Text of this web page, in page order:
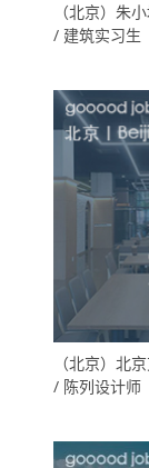
（北京）朱
/ 建筑实习生
（北京）北
/ 陈列设计师